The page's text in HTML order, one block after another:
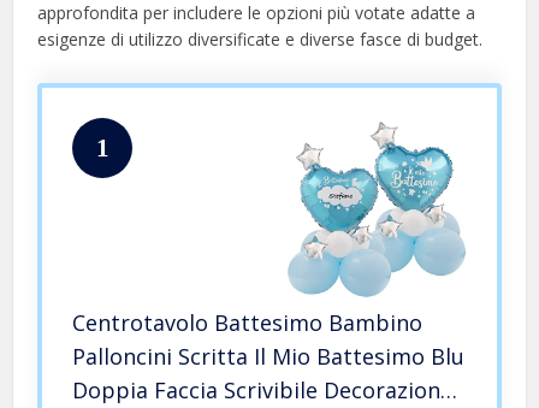
approfondita per includere le opzioni più votate adatte a
esigenze di utilizzo diversificate e diverse fasce di budget.
1
Centrotavolo Battesimo Bambino
Palloncini Scritta Il Mio Battesimo Blu
Doppia Faccia Scrivibile Decorazione